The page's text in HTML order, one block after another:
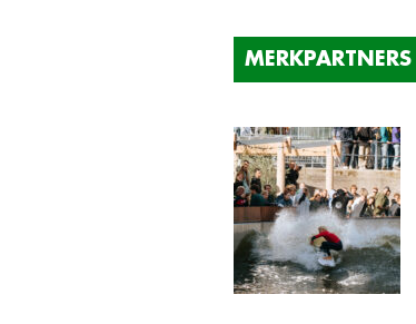
MERKPARTNERS